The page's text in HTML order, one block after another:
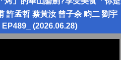
許孟哲 蔡黃汝 曾子余 畇二 劉宇
(2026.06.28)